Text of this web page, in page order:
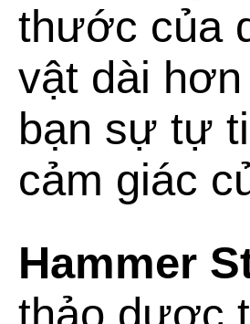
thước của
vật dài
bạn sự tự
cảm giác
Hammer